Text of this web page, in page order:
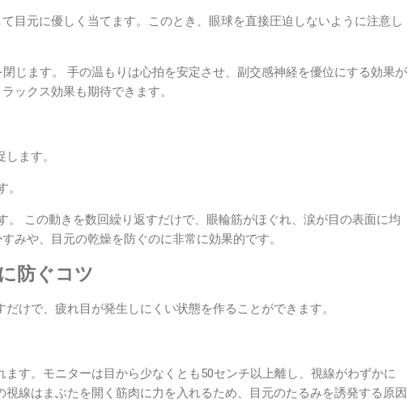
目元に優しく当てます。このとき、眼球を直接圧迫しないように注意し
じます。 手の温もりは心拍を安定させ、副交感神経を優位にする効果が
ックス効果も期待できます。
ます。
。 この動きを数回繰り返すだけで、眼輪筋がほぐれ、涙が目の表面に均
みや、目元の乾燥を防ぐのに非常に効果的です。
防ぐコツ
けで、疲れ目が発生しにくい状態を作ることができます。
す。モニターは目から少なくとも50センチ以上離し、視線がわずかに
線はまぶたを開く筋肉に力を入れるため、目元のたるみを誘発する原因